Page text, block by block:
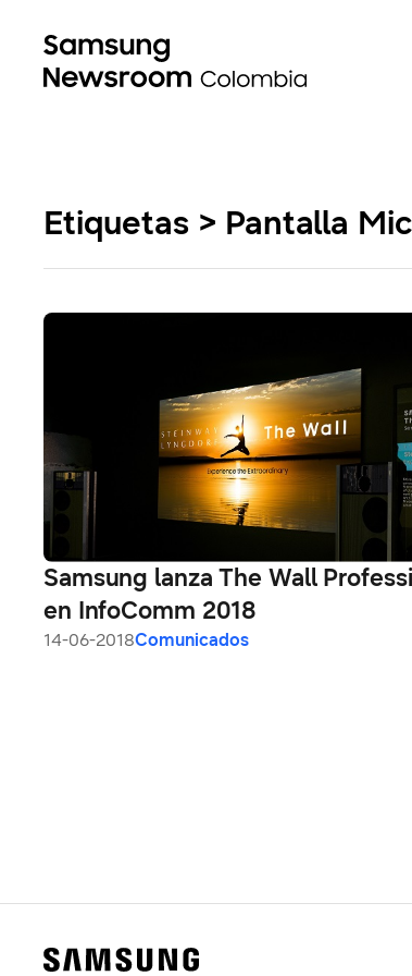
Etiquetas > Pantalla
Samsung lanza The Wall
en InfoComm 2018
14-06-2018Comunicados